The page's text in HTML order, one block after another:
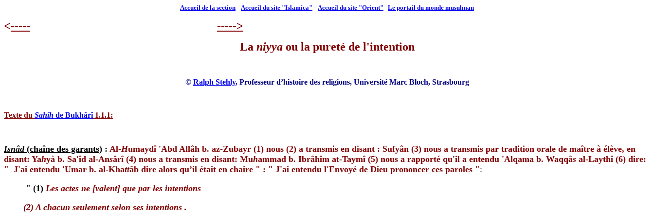
Accueil de la section Accueil du site "Islamica" Accueil du site "Orient" Le portail du monde musulman
<-----
----->
La niyyaou la pureté de l'intention
© Ralph Stehly, Professeur d’histoire des religions, Université Marc Bloch, Strasbourg
Texte du Sahîh de Bukhârî1.1.1:
Isnâd(chaîne des garants) : Al-Humaydî 'Abd Allâh b. az-Zubayr (1) nous (2) a transmis en disant : Sufyân (3) nous a transmis par tradition orale de maître à élève, en
disant: Yahyà b. Sa'îd al-Ansârî (4) nous a transmis en disant: Muhammad b. Ibrâhîm at-Taymî (5) nous a rapporté qu'il a entendu 'Alqama b. Waqqâs al-Laythî (6) dire:
" J'ai entendu 'Umar b. al-Khattâb dire alors qu’il était en chaire " : " J'ai entendu l'Envoyé de Dieu prononcer ces paroles ":
" (1) Les actes ne [valent] que par les intentions
(2) A chacun seulement selon ses intentions .